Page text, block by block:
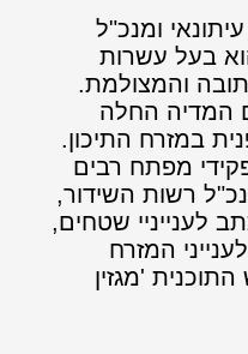
ומנכ"ל
בעל עשרות
והמצולמת.
המדיה החלה
במזרח התיכון.
מפתח רבים
רשות השידור,
לענייניי שטחים,
המזרח
התוכנית 'מגזין